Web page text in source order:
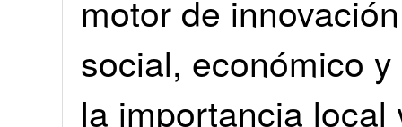
motor de
social, económico
la importancia